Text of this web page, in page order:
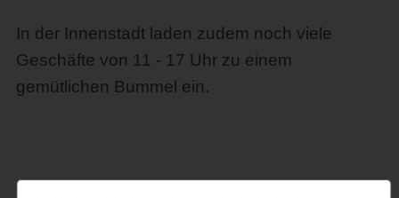
In der Innenstadt laden zudem noch viele
Geschäfte von 11 - 17 Uhr zu einem
gemütlichen Bummel ein.
Weitere Termine